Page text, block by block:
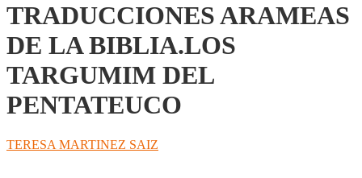
TRADUCCIONES ARAMEAS
DE LA BIBLIA.LOS
TARGUMIM DEL
PENTATEUCO
TERESA MARTINEZ SAIZ